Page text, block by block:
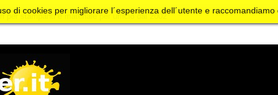
di cookies per migliorare l´esperienza dell´utente e